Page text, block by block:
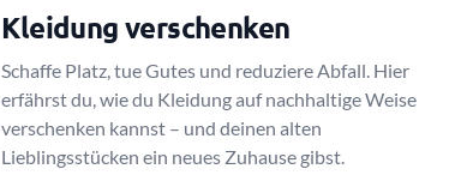
Kleidung verschenken
Schaffe Platz, tue Gutes und reduziere Abfall. Hier
erfährst du, wie du Kleidung auf nachhaltige Weise
verschenken kannst – und deinen alten
Lieblingsstücken ein neues Zuhause gibst.